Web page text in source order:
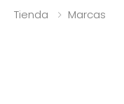
Tienda Marcas